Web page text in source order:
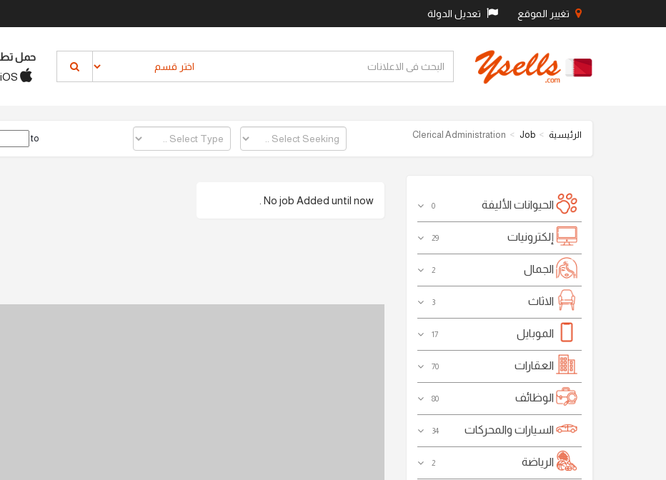
تغيير الموقع تعديل الدولة
حمل
الرئيسية Job
Clerical Administration
to
الحيوانات الأليفة 0
إلكترونيات 29
الجمال 2
الاثاث 3
الموبايل 17
العقارات 70
الوظائف 80
السيارات والمحركات 34
الرياضة 2
No job Added until now .